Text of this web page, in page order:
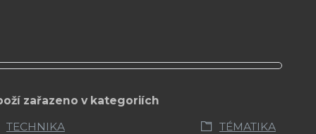
zařazeno v kategoriích
TECHNIKA
TÉMATIKA